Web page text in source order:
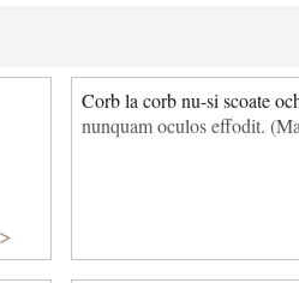
Corb la corb nu-si scoate
nunquam oculos effodit.